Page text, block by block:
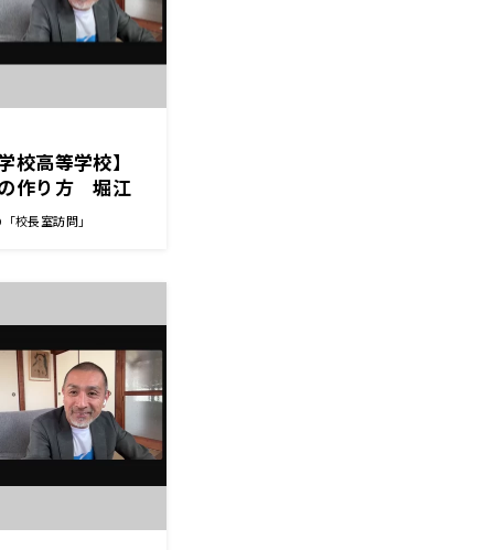
校高等学校】
作り方 堀江
校長室訪問」